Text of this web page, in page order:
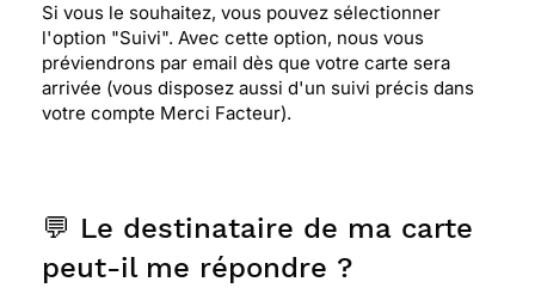
Si vous le souhaitez, vous pouvez sélectionner
l'option "Suivi". Avec cette option, nous vous
préviendrons par email dès que votre carte sera
arrivée (vous disposez aussi d'un suivi précis dans
votre compte Merci Facteur).
💬 Le destinataire de ma carte
peut-il me répondre ?